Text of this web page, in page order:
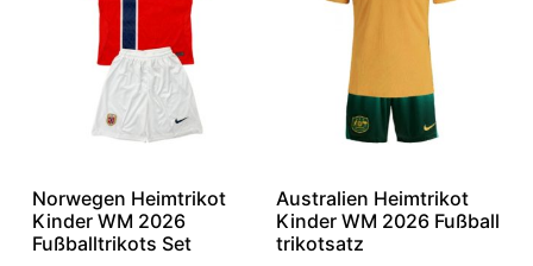
Norwegen Heimtrikot
Kinder WM 2026
Fußballtrikots Set
Australien Heimtrikot
Kinder WM 2026 Fußball
trikotsatz